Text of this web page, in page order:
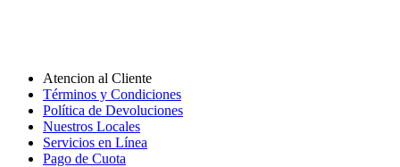
Atencion al Cliente
Términos y Condiciones
Política de Devoluciones
Nuestros Locales
Servicios en Línea
Pago de Cuota